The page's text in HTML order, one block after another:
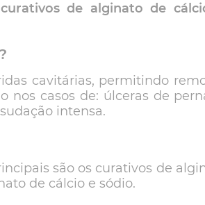
curativos de alginato de
cavitárias, permitindo
nos casos de: úlceras de
intensa.
são os curativos de
de cálcio e sódio.